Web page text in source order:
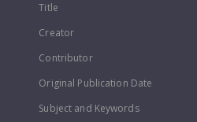
Title
Creator
Contributor
Original Publication Date
Subject and Keywords